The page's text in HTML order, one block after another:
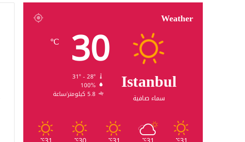
Weather
Istanbul
سماء صافية
30
℃
31º - 28º
100%
5.8 كيلومتر/ساعة
℃
℃
℃
℃
℃